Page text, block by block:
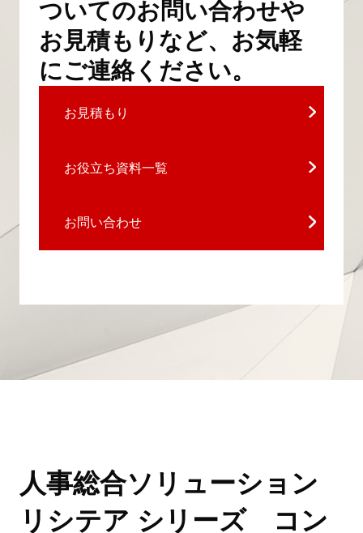
ついてのお問い合わせや
お見積もりなど、お気軽
にご連絡ください。
お見積もり
お役立ち資料一覧
お問い合わせ
人事総合ソリューション
リシテア シリーズ コン